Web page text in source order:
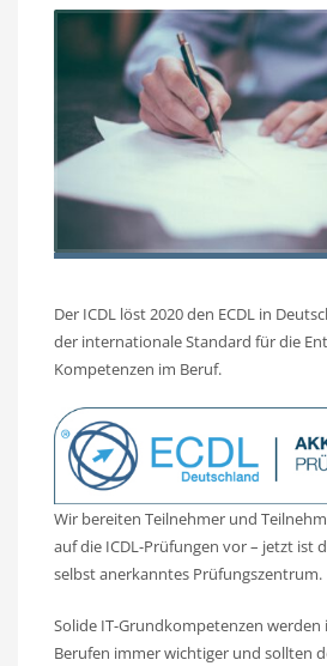
Der ICDL löst 2020 den ECDL in
der internationale Standard für die
Kompetenzen im Beruf.
Wir bereiten Teilnehmer und
auf die ICDL-Prüfungen vor – jetzt ist
selbst anerkanntes Prüfungszentrum.
Solide IT-Grundkompetenzen werden
Berufen immer wichtiger und sollten